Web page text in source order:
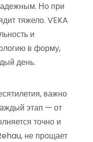
Но при
тяжело. VEKA
и
в форму,
день.
важно
этап — от
точно и
не прощает